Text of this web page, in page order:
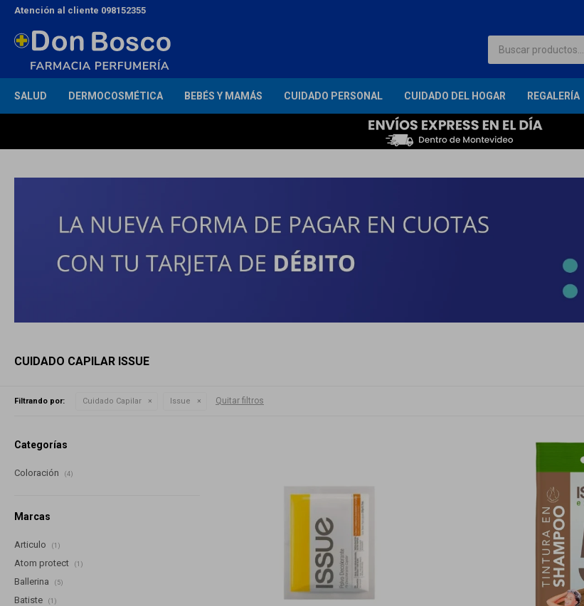
SALUD DERMOCOSMÉTICA BEBÉS Y MAMÁS CUIDADO PERSONAL CUIDADO DEL HOGAR REGALERÍA
Atención al cliente 098152355
CUIDADO CAPILAR ISSUE
Filtrando por: Cuidado Capilar Issue Quitar filtros
Categorías
Coloración (4)
Marcas
Articulo (1)
Atom protect (1)
Ballerina (5)
Batiste (1)